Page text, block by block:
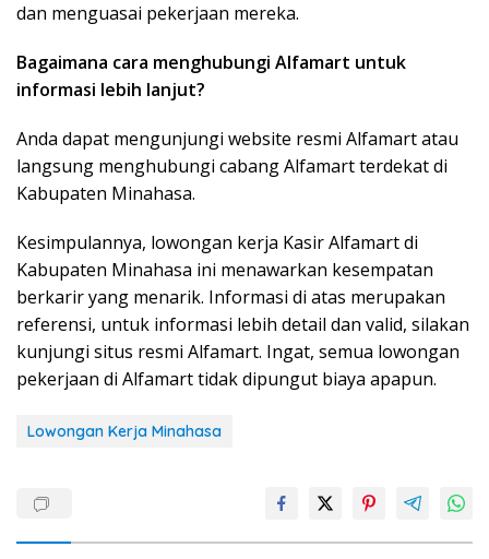
dan menguasai pekerjaan mereka.
Bagaimana cara menghubungi Alfamart untuk
informasi lebih lanjut?
Anda dapat mengunjungi website resmi Alfamart atau
langsung menghubungi cabang Alfamart terdekat di
Kabupaten Minahasa.
Kesimpulannya, lowongan kerja Kasir Alfamart di
Kabupaten Minahasa ini menawarkan kesempatan
berkarir yang menarik. Informasi di atas merupakan
referensi, untuk informasi lebih detail dan valid, silakan
kunjungi situs resmi Alfamart. Ingat, semua lowongan
pekerjaan di Alfamart tidak dipungut biaya apapun.
Lowongan Kerja Minahasa